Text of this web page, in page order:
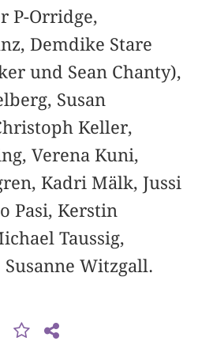
P-Orridge,
Demdike Stare
und Sean Chanty),
Susan
Keller,
Verena Kuni,
Kadri Mälk, Jussi
Pasi, Kerstin
Taussig,
Susanne Witzgall.